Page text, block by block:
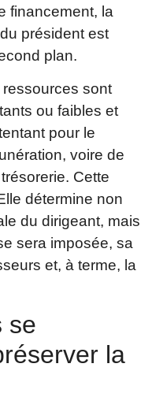
financement, la
président est
plan.
sont
ou faibles et
pour le
voire de
Cette
détermine non
du dirigeant, mais
sera imposée, sa
et, à terme, la
se
la